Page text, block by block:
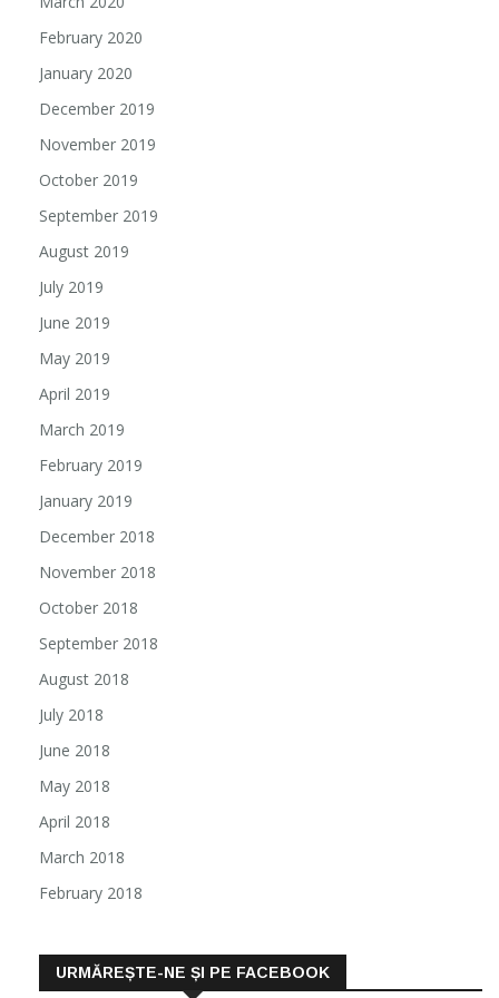
February 2020
January 2020
December 2019
November 2019
October 2019
September 2019
August 2019
July 2019
June 2019
May 2019
April 2019
March 2019
February 2019
January 2019
December 2018
November 2018
October 2018
September 2018
August 2018
July 2018
June 2018
May 2018
April 2018
March 2018
February 2018
URMĂREȘTE-NE ȘI PE FACEBOOK